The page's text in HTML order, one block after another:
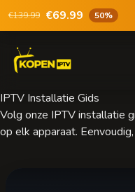
€139.99 €69.99 50%
IPTV Installatie Gids
Volg onze IPTV installatie
op elk apparaat.